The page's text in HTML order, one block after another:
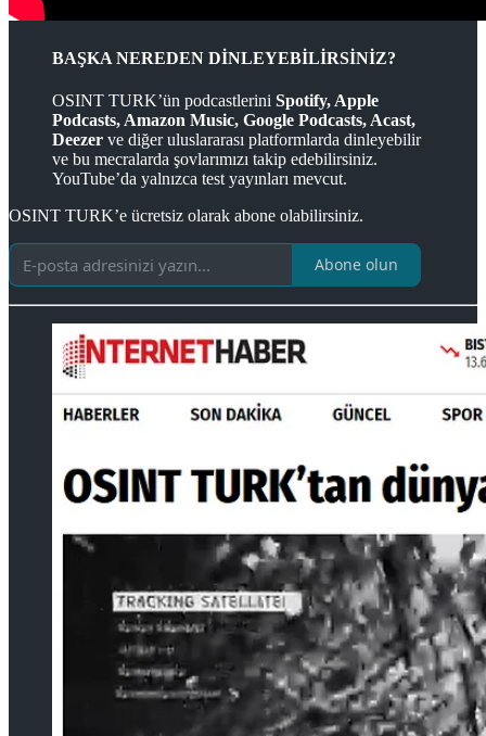
BAŞKA NEREDEN DİNLEYEBİLİRSİNİZ?
OSINT TURK’ün podcastlerini Spotify, Apple
Podcasts, Amazon Music, Google Podcasts, Acast,
Deezer ve diğer uluslararası platformlarda dinleyebilir
ve bu mecralarda şovlarımızı takip edebilirsiniz.
YouTube’da yalnızca test yayınları mevcut.
OSINT TURK’e ücretsiz olarak abone olabilirsiniz.
Abone olun